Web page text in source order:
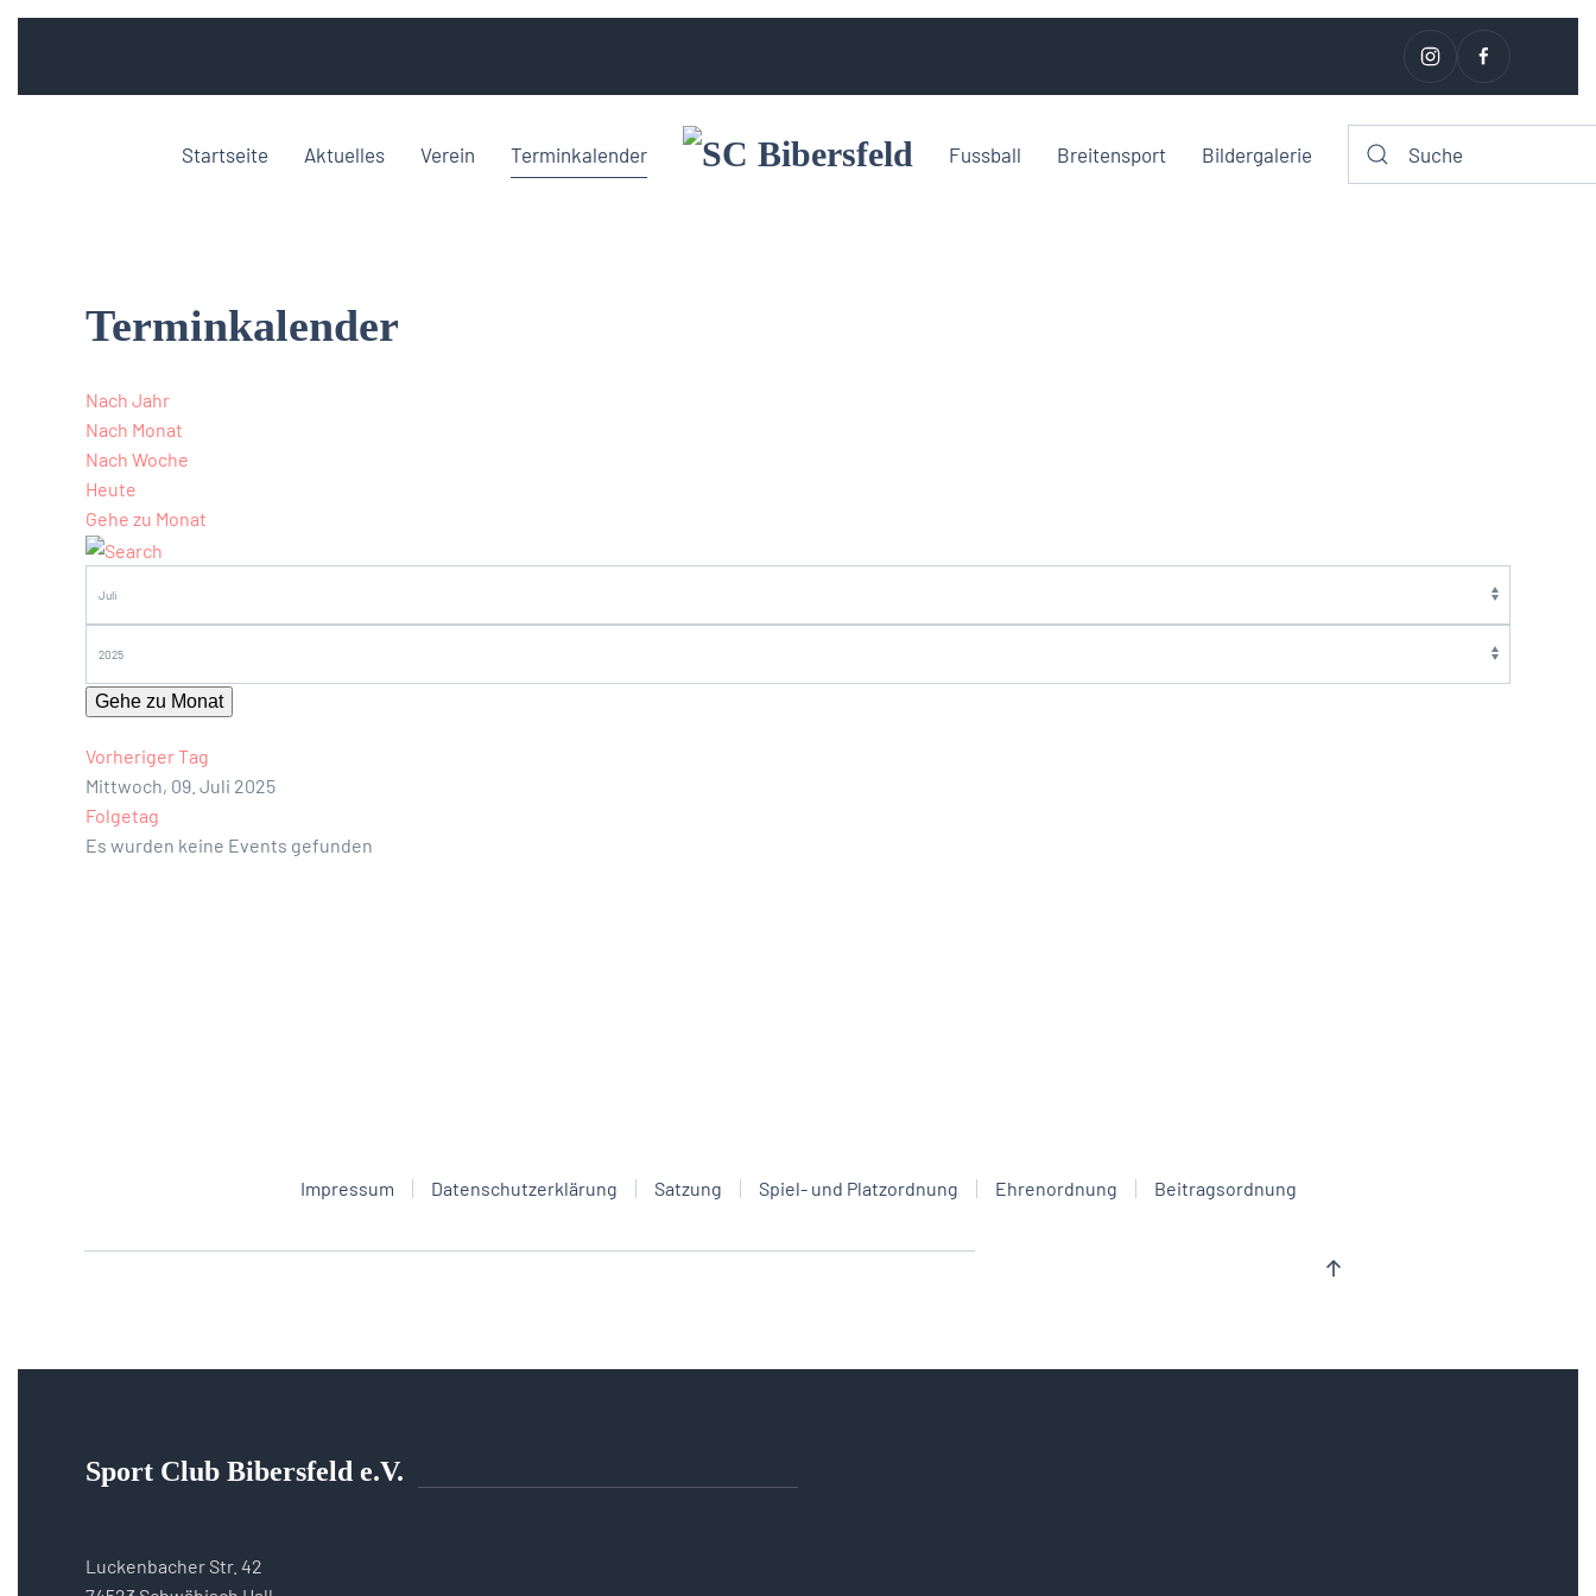
Startseite Aktuelles Verein Terminkalender Fussball Breitensport Bildergalerie
Terminkalender
Nach Jahr
Nach Monat
Nach Woche
Heute
Gehe zu Monat
Gehe zu Monat
Vorheriger Tag
Mittwoch, 09. Juli 2025
Folgetag
Es wurden keine Events gefunden
Impressum Datenschutzerklärung Satzung Spiel- und Platzordnung Ehrenordnung Beitragsordnung
Sport Club Bibersfeld e.V.
Luckenbacher Str. 42